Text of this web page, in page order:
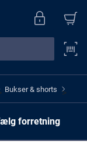
Bukser & shorts >
forretning